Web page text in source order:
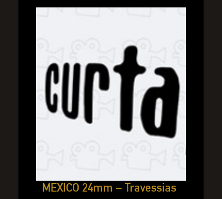
MEXICO 24mm – Travessias